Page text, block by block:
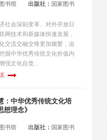
图书馆 出版社： 国家图书
社会深刻变革、对外开放日
网技术和新媒体快速发展，
交流交融交锋更加频繁，迫
掘中华优秀传统文化价值内
强文化自觉...
：中华优秀传统文化培
想理念》
图书馆 出版社： 国家图书